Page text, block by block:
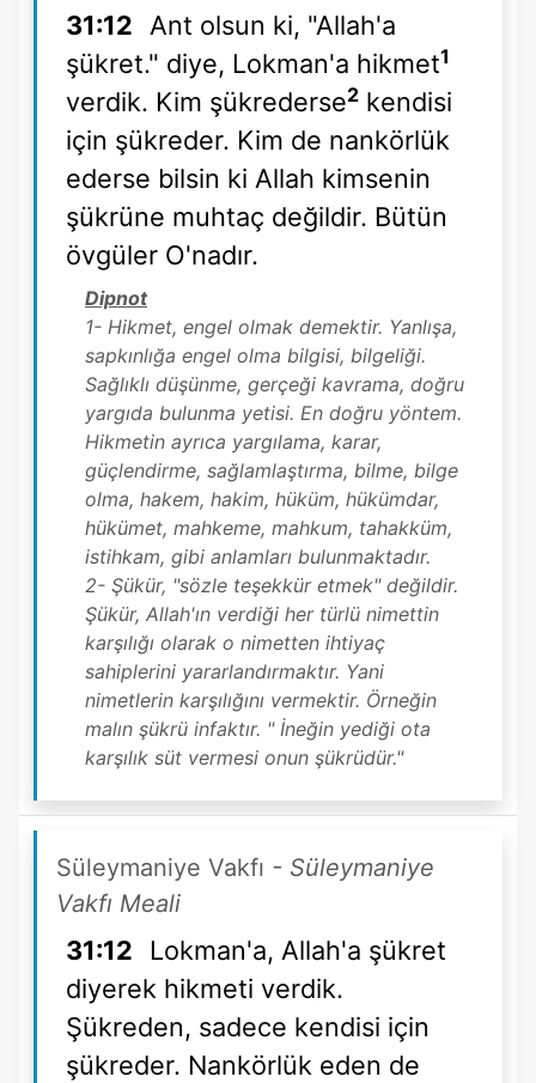
31:12
Ant olsun ki, "Allah'a
şükret." diye, Lokman'a hikmet1
verdik. Kim şükrederse2 kendisi
için şükreder. Kim de nankörlük
ederse bilsin ki Allah kimsenin
şükrüne muhtaç değildir. Bütün
övgüler O'nadır.
Dipnot
1- Hikmet, engel olmak demektir. Yanlışa,
sapkınlığa engel olma bilgisi, bilgeliği.
Sağlıklı düşünme, gerçeği kavrama, doğru
yargıda bulunma yetisi. En doğru yöntem.
Hikmetin ayrıca yargılama, karar,
güçlendirme, sağlamlaştırma, bilme, bilge
olma, hakem, hakim, hüküm, hükümdar,
hükümet, mahkeme, mahkum, tahakküm,
istihkam, gibi anlamları bulunmaktadır.
2- Şükür, "sözle teşekkür etmek" değildir.
Şükür, Allah'ın verdiği her türlü nimettin
karşılığı olarak o nimetten ihtiyaç
sahiplerini yararlandırmaktır. Yani
nimetlerin karşılığını vermektir. Örneğin
malın şükrü infaktır. " İneğin yediği ota
karşılık süt vermesi onun şükrüdür."
Süleymaniye Vakfı - Süleymaniye
Vakfı Meali
31:12
Lokman'a, Allah'a şükret
diyerek hikmeti verdik.
Şükreden, sadece kendisi için
şükreder. Nankörlük eden de